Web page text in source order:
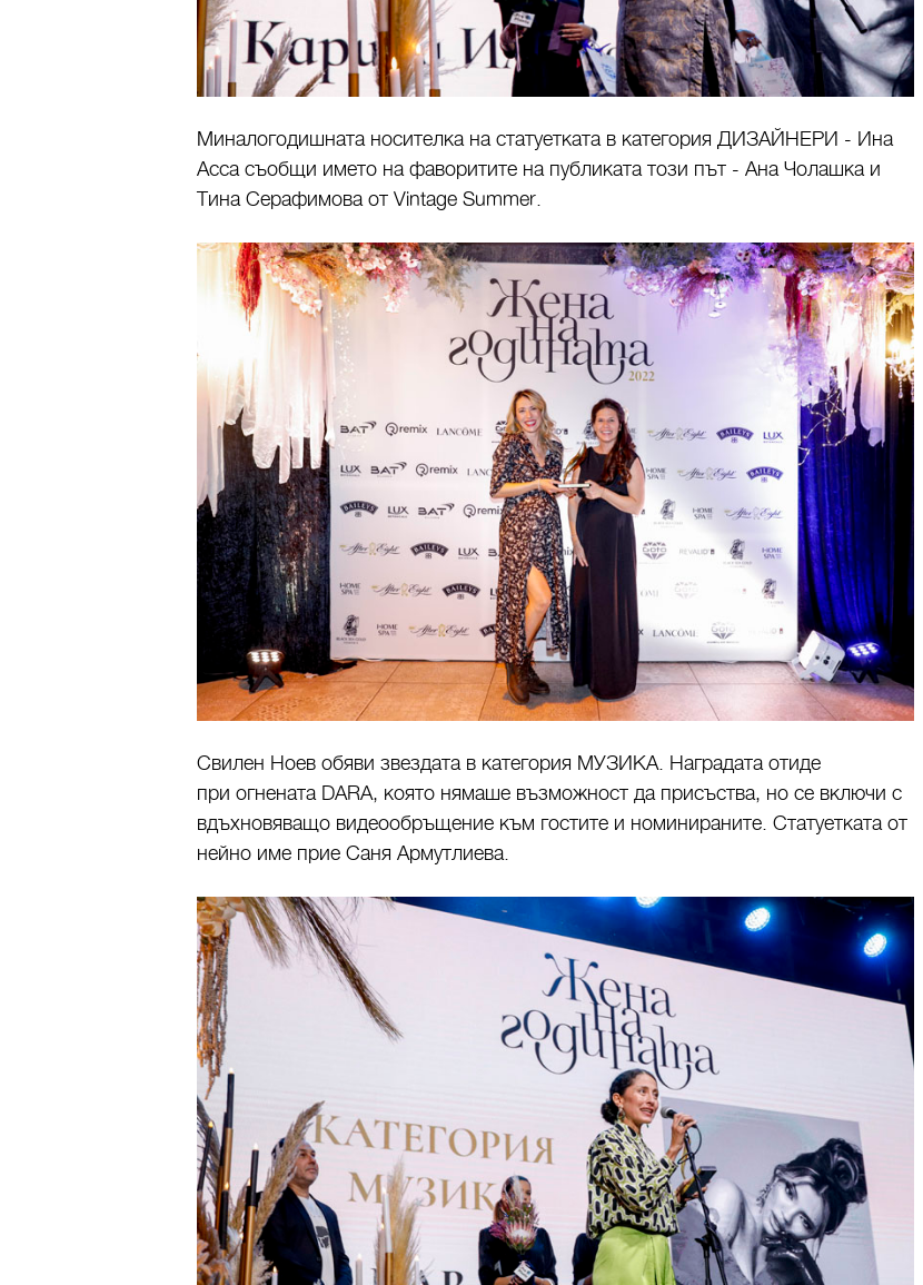
Миналогодишната носителка на статуетката в категория ДИЗАЙНЕРИ - Ина
Асса съобщи името на фаворитите на публиката този път - Ана Чолашка и
Тина Серафимова от Vintage Summer.
Свилен Ноев обяви звездата в категория МУЗИКА. Наградата отиде
при огнената DARA, която нямаше възможност да присъства, но се включи с
вдъхновяващо видеообръщение към гостите и номинираните. Статуетката от
нейно име прие Саня Армутлиева.